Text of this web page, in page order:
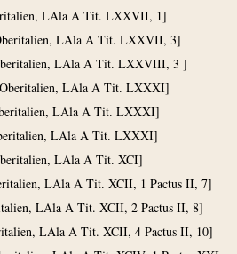
LAla A Tit. LXXVII, 1]
LAla A Tit. LXXVII, 3]
LAla A Tit. LXXVIII, 3 ]
LAla A Tit. LXXXI]
LAla A Tit. LXXXI]
LAla A Tit. LXXXI]
LAla A Tit. XCI]
LAla A Tit. XCII, 1 Pactus II, 7]
LAla A Tit. XCII, 2 Pactus II, 8]
LAla A Tit. XCII, 4 Pactus II, 10]